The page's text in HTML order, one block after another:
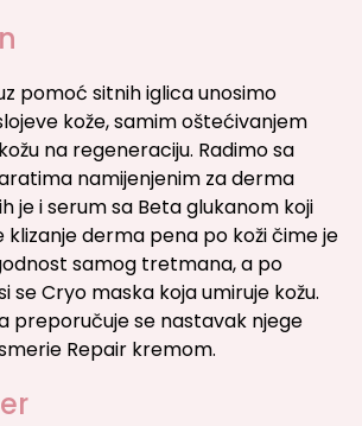
pomoć sitnih iglica unosimo
kože, samim oštećivanjem
na regeneraciju. Radimo sa
namijenjenim za derma
je i serum sa Beta glukanom koji
klizanje derma pena po koži čime je
samog tretmana, a po
se Cryo maska koja umiruje kožu.
preporučuje se nastavak njege
Repair kremom.